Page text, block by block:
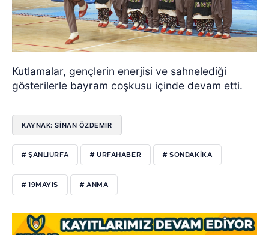
Kutlamalar, gençlerin enerjisi ve sahnelediği
gösterilerle bayram coşkusu içinde devam etti.
KAYNAK: SİNAN ÖZDEMİR
# ŞANLIURFA # URFAHABER # SONDAKIKA
# 19MAYIS # ANMA